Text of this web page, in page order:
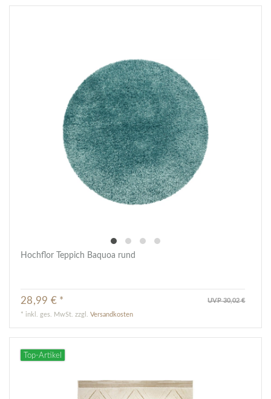
Hochflor Teppich Baquoa rund
UVP 30,02 €
28,99 € *
* inkl. ges. MwSt. zzgl.Versandkosten
Top-Artikel